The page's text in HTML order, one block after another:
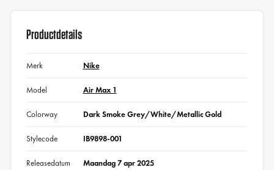
Productdetails
Merk Nike
Model Air Max 1
Colorway Dark Smoke Grey/White/Metallic Gold
Stylecode IB9898-001
Releasedatum Maandag 7 apr 2025